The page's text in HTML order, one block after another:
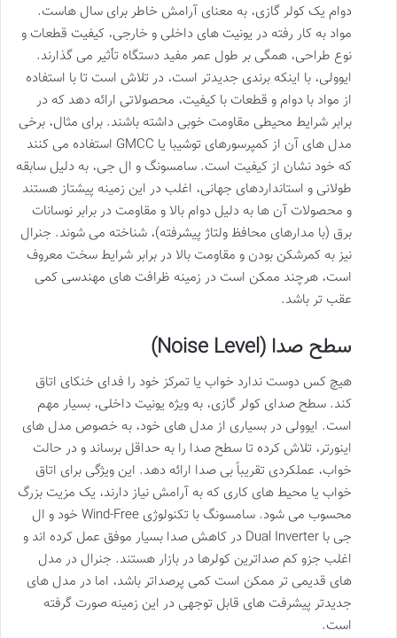
دوام یک کولر گازی، به معنای آرامش خاطر برای سال هاست.
مواد به کار رفته در یونیت های داخلی و خارجی، کیفیت قطعات و
نوع طراحی، همگی بر طول عمر مفید دستگاه تأثیر می گذارند.
ایوولی، با اینکه برندی جدیدتر است، در تلاش است تا با استفاده
از مواد با دوام و قطعات با کیفیت، محصولاتی ارائه دهد که در
برابر شرایط محیطی مقاومت خوبی داشته باشند. برای مثال، برخی
مدل های آن از کمپرسورهای توشیبا یا GMCC استفاده می کنند
که خود نشان از کیفیت است. سامسونگ و ال جی، به دلیل سابقه
طولانی و استانداردهای جهانی، اغلب در این زمینه پیشتاز هستند
و محصولات آن ها به دلیل دوام بالا و مقاومت در برابر نوسانات
برق (با مدارهای محافظ ولتاژ پیشرفته)، شناخته می شوند. جنرال
نیز به کمرشکن بودن و مقاومت بالا در برابر شرایط سخت معروف
است، هرچند ممکن است در زمینه ظرافت های مهندسی کمی
عقب تر باشد.
سطح صدا (Noise Level)
هیچ کس دوست ندارد خواب یا تمرکز خود را فدای خنکای اتاق
کند. سطح صدای کولر گازی، به ویژه یونیت داخلی، بسیار مهم
است. ایوولی در بسیاری از مدل های خود، به خصوص مدل های
اینورتر، تلاش کرده تا سطح صدا را به حداقل برساند و در حالت
خواب، عملکردی تقریباً بی صدا ارائه دهد. این ویژگی برای اتاق
خواب یا محیط های کاری که به آرامش نیاز دارند، یک مزیت بزرگ
محسوب می شود. سامسونگ با تکنولوژی Wind-Free خود و ال
جی با Dual Inverter در کاهش صدا بسیار موفق عمل کرده اند و
اغلب جزو کم صداترین کولرها در بازار هستند. جنرال در مدل
های قدیمی تر ممکن است کمی پرصداتر باشد، اما در مدل های
جدیدتر پیشرفت های قابل توجهی در این زمینه صورت گرفته
است.